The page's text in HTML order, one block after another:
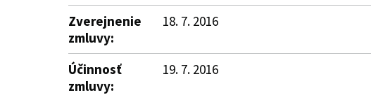
Zverejnenie
zmluvy:
18. 7. 2016
Účinnosť
zmluvy:
19. 7. 2016